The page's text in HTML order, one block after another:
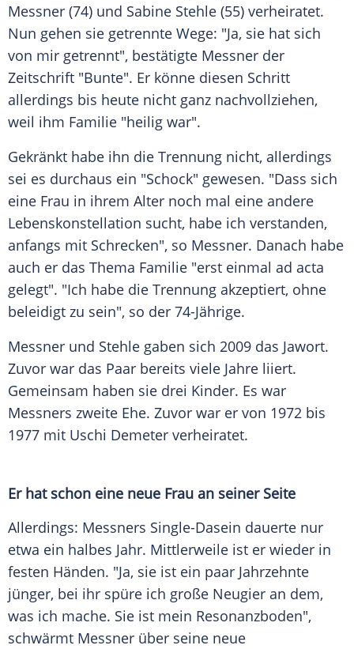
Messner (74) und Sabine Stehle (55) verheiratet.
Nun gehen sie getrennte Wege: "Ja, sie hat sich
von mir getrennt", bestätigte Messner der
Zeitschrift "Bunte". Er könne diesen Schritt
allerdings bis heute nicht ganz nachvollziehen,
weil ihm Familie "heilig war".
Gekränkt habe ihn die Trennung nicht, allerdings
sei es durchaus ein "Schock" gewesen. "Dass sich
eine Frau in ihrem Alter noch mal eine andere
Lebenskonstellation sucht, habe ich verstanden,
anfangs mit Schrecken", so Messner. Danach habe
auch er das Thema Familie "erst einmal ad acta
gelegt". "Ich habe die Trennung akzeptiert, ohne
beleidigt zu sein", so der 74-Jährige.
Messner und Stehle gaben sich 2009 das Jawort.
Zuvor war das Paar bereits viele Jahre liiert.
Gemeinsam haben sie drei Kinder. Es war
Messners zweite Ehe. Zuvor war er von 1972 bis
1977 mit Uschi Demeter verheiratet.
Er hat schon eine neue Frau an seiner Seite
Allerdings: Messners Single-Dasein dauerte nur
etwa ein halbes Jahr. Mittlerweile ist er wieder in
festen Händen. "Ja, sie ist ein paar Jahrzehnte
jünger, bei ihr spüre ich große Neugier an dem,
was ich mache. Sie ist mein Resonanzboden",
schwärmt Messner über seine neue